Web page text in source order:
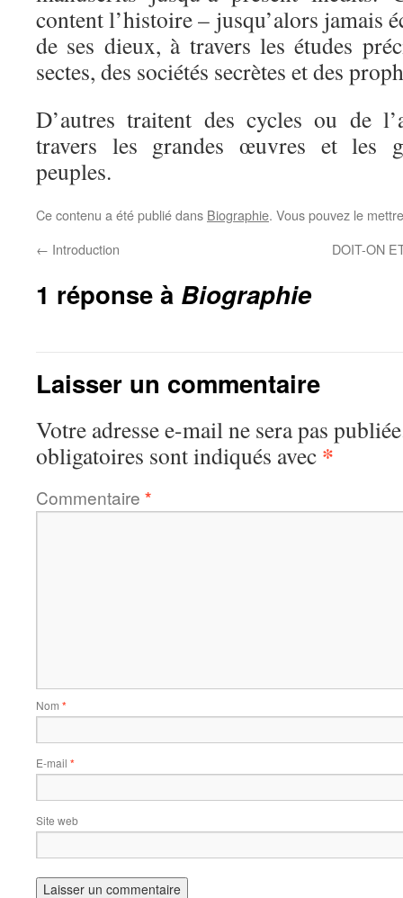
content l’histoire – jusqu’alors jamais
de ses dieux, à travers les études
sectes, des sociétés secrètes et des
D’autres traitent des cycles ou de
travers les grandes œuvres et les
peuples.
Ce contenu a été publié dans Biographie. Vous pouvez le
← Introduction DOIT-ON
1 réponse à Biographie
Laisser un commentaire
Votre adresse e-mail ne sera pas
obligatoires sont indiqués avec *
Commentaire *
Nom *
E-mail *
Site web